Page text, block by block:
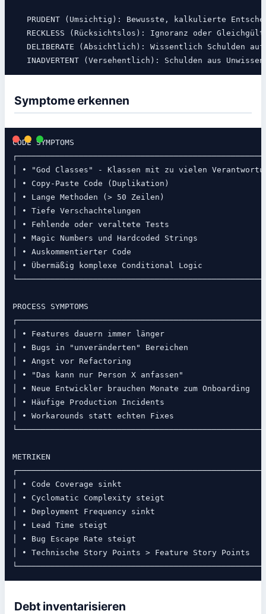
PRUDENT (Umsichtig): Bewusste, kalkulierte
RECKLESS (Rücksichtslos): Ignoranz oder
DELIBERATE (Absichtlich): Wissentlich Schulden
Symptome erkennen
CODE SYMPTOMS
│ • "God Classes" - Klassen mit zu vielen
│ • Copy-Paste Code (Duplikation)
│ • Lange Methoden (> 50 Zeilen)
│ • Tiefe Verschachtelungen
│ • Fehlende oder veraltete Tests
│ • Magic Numbers und Hardcoded Strings
│ • Auskommentierter Code
│ • Übermäßig komplexe Conditional Logic
PROCESS SYMPTOMS
│ • Features dauern immer länger
│ • Bugs in "unveränderten" Bereichen
│ • Angst vor Refactoring
│ • "Das kann nur Person X anfassen"
│ • Neue Entwickler brauchen Monate zum
│ • Häufige Production Incidents
│ • Workarounds statt echten Fixes
METRIKEN
│ • Code Coverage sinkt
│ • Cyclomatic Complexity steigt
│ • Deployment Frequency sinkt
│ • Lead Time steigt
│ • Bug Escape Rate steigt
│ • Technische Story Points > Feature Story
Debt inventarisieren